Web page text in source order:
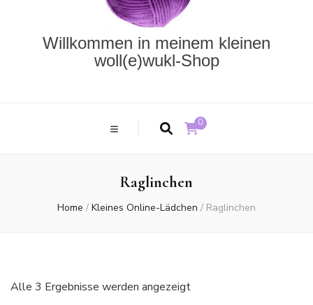
Willkommen in meinem kleinen
woll(e)wukl-Shop
0
Raglinchen
Home / Kleines Online-Lädchen / Raglinchen
Alle 3 Ergebnisse werden angezeigt